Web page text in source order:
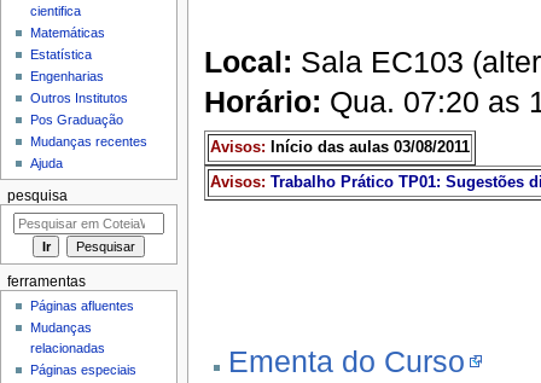
Local: Sala EC103
Horário: Qua. 07:20 as
Avisos: Início das aulas 03/08/2011
Avisos: Trabalho Prático TP01: Sugestões
Ementa do Curso
cientifica
Matemáticas
Estatística
Engenharias
Outros Institutos
Pos Graduação
Mudanças recentes
Ajuda
pesquisa
ferramentas
Páginas afluentes
Mudanças
relacionadas
Páginas especiais